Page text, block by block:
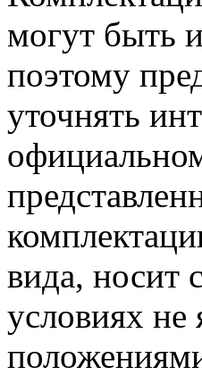
могут быть
поэтому
уточнять
вида, носит
условиях не